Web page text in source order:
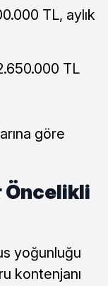
TL, aylık
TL
göre
Öncelikli
yoğunluğu
kontenjanı